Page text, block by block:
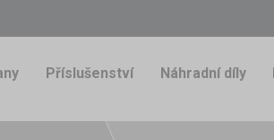
Příslušenství Náhradní díly